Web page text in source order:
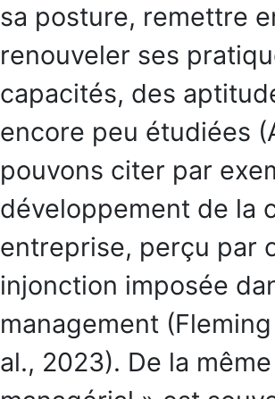
sa posture, remettre
renouveler ses
capacités, des
encore peu étudiées
pouvons citer par
développement de la
entreprise, perçu par
injonction imposée
management
al., 2023). De la